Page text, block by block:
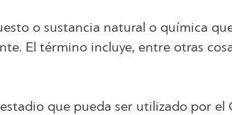
o sustancia natural o química
El término incluye, entre otras
que pueda ser utilizado por el